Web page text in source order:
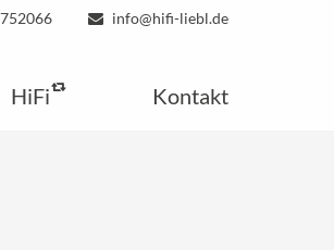
info@hifi-liebl.de
HiFi Kontakt